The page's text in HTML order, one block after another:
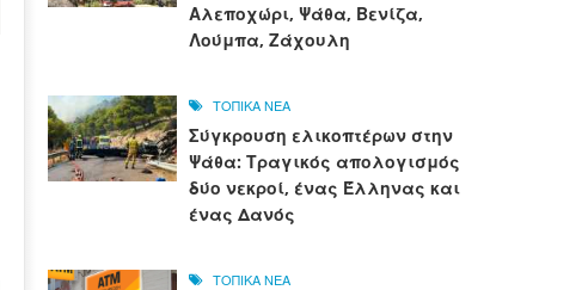
Αλεποχώρι, Ψάθα, Βενίζα,
Λούμπα, Ζάχουλη
ΤΟΠΙΚΑ ΝΕΑ
Σύγκρουση ελικοπτέρων στην
Ψάθα: Τραγικός απολογισμός
δύο νεκροί, ένας Έλληνας και
ένας Δανός
ΤΟΠΙΚΑ ΝΕΑ